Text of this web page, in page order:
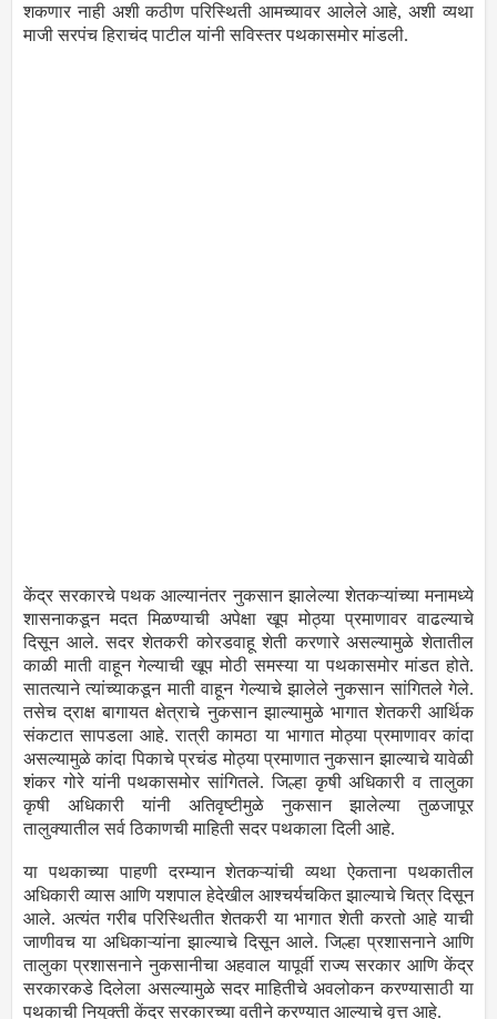
शकणार नाही अशी कठीण परिस्थिती आमच्यावर आलेले आहे, अशी व्यथा
माजी सरपंच हिराचंद पाटील यांनी सविस्तर पथकासमोर मांडली.
केंद्र सरकारचे पथक आल्यानंतर नुकसान झालेल्या शेतकऱ्यांच्या मनामध्ये
शासनाकडून मदत मिळण्याची अपेक्षा खूप मोठ्या प्रमाणावर वाढल्याचे
दिसून आले. सदर शेतकरी कोरडवाहू शेती करणारे असल्यामुळे शेतातील
काळी माती वाहून गेल्याची खूप मोठी समस्या या पथकासमोर मांडत होते.
सातत्याने त्यांच्याकडून माती वाहून गेल्याचे झालेले नुकसान सांगितले गेले.
तसेच द्राक्ष बागायत क्षेत्राचे नुकसान झाल्यामुळे भागात शेतकरी आर्थिक
संकटात सापडला आहे. रात्री कामठा या भागात मोठ्या प्रमाणावर कांदा
असल्यामुळे कांदा पिकाचे प्रचंड मोठ्या प्रमाणात नुकसान झाल्याचे यावेळी
शंकर गोरे यांनी पथकासमोर सांगितले. जिल्हा कृषी अधिकारी व तालुका
कृषी अधिकारी यांनी अतिवृष्टीमुळे नुकसान झालेल्या तुळजापूर
तालुक्यातील सर्व ठिकाणची माहिती सदर पथकाला दिली आहे.
या पथकाच्या पाहणी दरम्यान शेतकऱ्यांची व्यथा ऐकताना पथकातील
अधिकारी व्यास आणि यशपाल हेदेखील आश्चर्यचकित झाल्याचे चित्र दिसून
आले. अत्यंत गरीब परिस्थितीत शेतकरी या भागात शेती करतो आहे याची
जाणीवच या अधिकाऱ्यांना झाल्याचे दिसून आले. जिल्हा प्रशासनाने आणि
तालुका प्रशासनाने नुकसानीचा अहवाल यापूर्वी राज्य सरकार आणि केंद्र
सरकारकडे दिलेला असल्यामुळे सदर माहितीचे अवलोकन करण्यासाठी या
पथकाची नियुक्ती केंद्र सरकारच्या वतीने करण्यात आल्याचे वृत्त आहे.